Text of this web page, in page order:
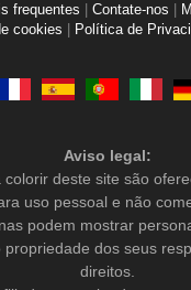
frequentes
Contate-nos
cookies
Política de
Aviso legal:
colorir deste site são
uso pessoal e não
podem mostrar
propriedade dos seus
direitos.